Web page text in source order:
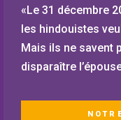
«Le 31 décembre
les hindouistes
Mais ils ne savent
disparaître